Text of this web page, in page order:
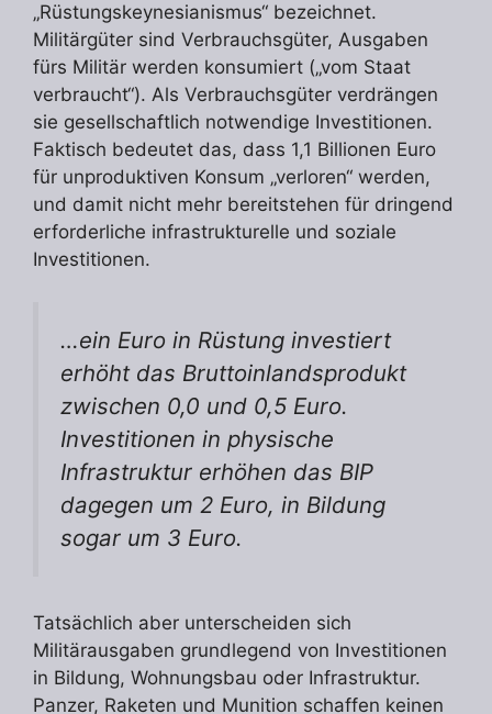
„Rüstungskeynesianismus“ bezeichnet.
Militärgüter sind Verbrauchsgüter, Ausgaben
fürs Militär werden konsumiert („vom Staat
verbraucht“). Als Verbrauchsgüter verdrängen
sie gesellschaftlich notwendige Investitionen.
Faktisch bedeutet das, dass 1,1 Billionen Euro
für unproduktiven Konsum „verloren“ werden,
und damit nicht mehr bereitstehen für dringend
erforderliche infrastrukturelle und soziale
Investitionen.
…ein Euro in Rüstung investiert
erhöht das Bruttoinlandsprodukt
zwischen 0,0 und 0,5 Euro.
Investitionen in physische
Infrastruktur erhöhen das BIP
dagegen um 2 Euro, in Bildung
sogar um 3 Euro.
Tatsächlich aber unterscheiden sich
Militärausgaben grundlegend von Investitionen
in Bildung, Wohnungsbau oder Infrastruktur.
Panzer, Raketen und Munition schaffen keinen